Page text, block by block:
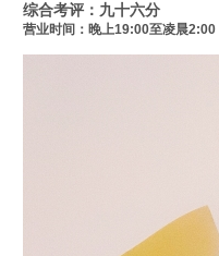
综合考评：九十六分
营业时间：晚上19:00至凌晨2:00